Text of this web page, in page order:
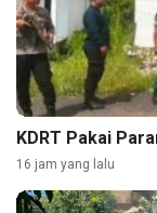
KDRT Pakai
16 jam yang lalu